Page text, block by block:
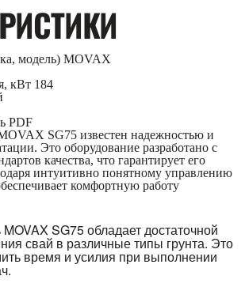
модель) MOVAX
кВт 184
PDF
SG75 известен надежностью и
Это оборудование разработано с
качества, что гарантирует его
интуитивно понятному управлению
комфортную работу
SG75 обладает достаточной
свай в различные типы грунта. Это
время и усилия при выполнении